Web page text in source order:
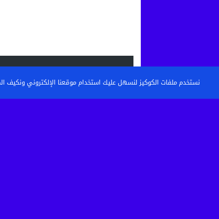
القنيطرة: تكوين حراس الأمن وأعوان
خطوة نحو مستشفى أكثر...
نستخدم ملفات الكوكيز لنسهل عليك استخدام موقعنا الإلكتروني ونكيف